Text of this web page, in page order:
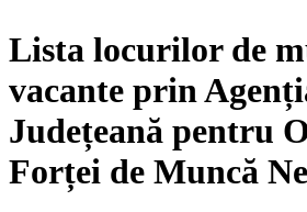
Lista locurilor de
vacante prin
Județeană pentru
Forței de Muncă